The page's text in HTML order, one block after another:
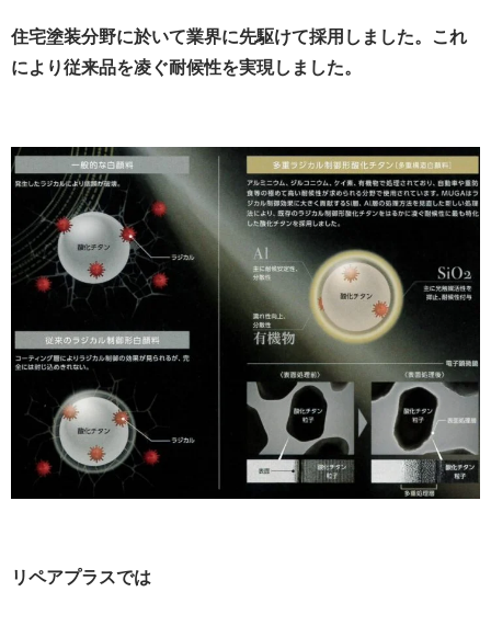
住宅塗装分野に於いて業界に先駆けて採用しました。これ
により従来品を凌ぐ耐候性を実現しました。
リペアプラスでは